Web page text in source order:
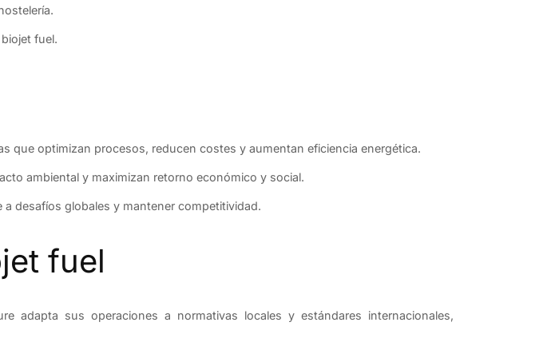
fuel.
que optimizan procesos, reducen costes y aumentan eficiencia energética.
ambiental y maximizan retorno económico y social.
desafíos globales y mantener competitividad.
fuel
adapta sus operaciones a normativas locales y estándares internacionales,